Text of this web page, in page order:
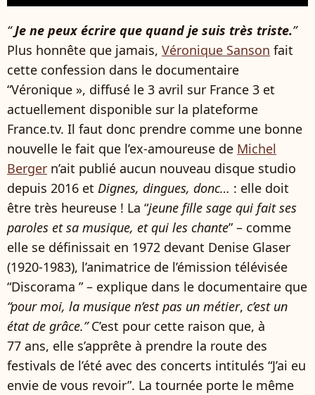
“Je ne peux écrire que quand je suis très triste.”
Plus honnête que jamais, Véronique Sanson fait
cette confession dans le documentaire
“Véronique », diffusé le 3 avril sur France 3 et
actuellement disponible sur la plateforme
France.tv. Il faut donc prendre comme une bonne
nouvelle le fait que l’ex-amoureuse de Michel
Berger n’ait publié aucun nouveau disque studio
depuis 2016 et Dignes, dingues, donc… : elle doit
être très heureuse ! La “jeune fille sage qui fait ses
paroles et sa musique, et qui les chante” – comme
elle se définissait en 1972 devant Denise Glaser
(1920-1983), l’animatrice de l’émission télévisée
“Discorama ” – explique dans le documentaire que
“pour moi, la musique n’est pas un métier, c’est un
état de grâce.”C’est pour cette raison que, à
77 ans, elle s’apprête à prendre la route des
festivals de l’été avec des concerts intitulés “J’ai eu
envie de vous revoir”. La tournée porte le même